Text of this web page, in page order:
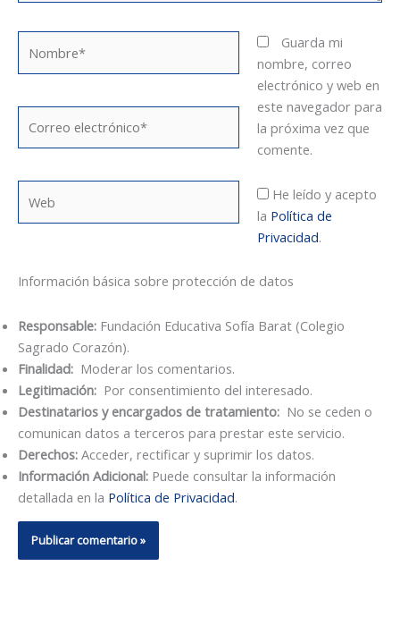
electrónico*
Guarda mi
nombre, correo
electrónico y web en
este navegador para
la próxima vez que
comente.
He leído y acepto
la Política de
Privacidad.
Información básica sobre protección de datos
Responsable: Fundación Educativa Sofía Barat (Colegio
Sagrado Corazón).
Finalidad: Moderar los comentarios.
Legitimación: Por consentimiento del interesado.
Destinatarios y encargados de tratamiento: No se ceden o
comunican datos a terceros para prestar este servicio.
Derechos: Acceder, rectificar y suprimir los datos.
Información Adicional: Puede consultar la información
detallada en la Política de Privacidad.